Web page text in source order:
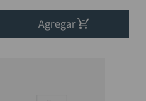
Agregar